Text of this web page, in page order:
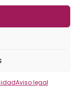
Aviso legal
Press kit
·Cookies·